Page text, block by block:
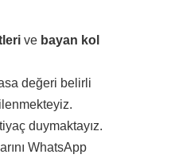
ve bayan kol
değeri belirli
duymaktayız.
WhatsApp